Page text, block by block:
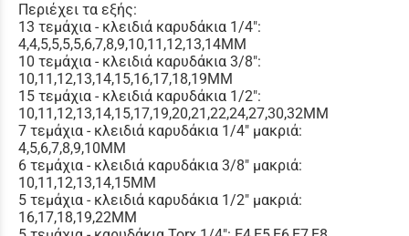
Περιέχει τα εξής:
13 τεμάχια - κλειδιά καρυδάκια 1/4":
4,4,5,5,5,5,6,7,8,9,10,11,12,13,14MM
10 τεμάχια - κλειδιά καρυδάκια 3/8":
10,11,12,13,14,15,16,17,18,19MM
15 τεμάχια - κλειδιά καρυδάκια 1/2":
10,11,12,13,14,15,17,19,20,21,22,24,27,30,32MM
7 τεμάχια - κλειδιά καρυδάκια 1/4" μακριά:
4,5,6,7,8,9,10MM
6 τεμάχια - κλειδιά καρυδάκια 3/8" μακριά:
10,11,12,13,14,15MM
5 τεμάχια - κλειδιά καρυδάκια 1/2" μακριά:
16,17,18,19,22MM